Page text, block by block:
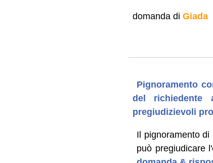
domanda di Giada
Pignoramento
del richiedente
pregiudizievoli
Il pignoramento
può pregiudicare